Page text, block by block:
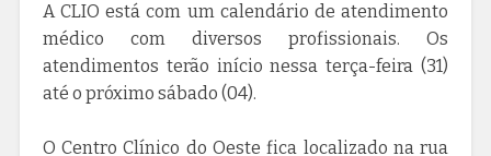
A CLIO está com um calendário de atendimento
médico com diversos profissionais. Os
atendimentos terão início nessa terça-feira (31)
até o próximo sábado (04).
O Centro Clínico do Oeste fica localizado na rua